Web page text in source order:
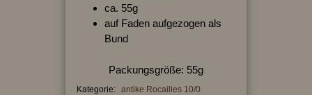
ca. 55g
auf Faden aufgezogen als
Bund
Packungsgröße: 55g
Kategorie: antike Rocailles 10/0